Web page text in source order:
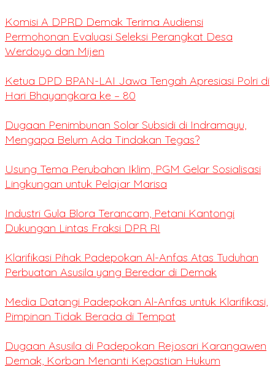
Komisi A DPRD Demak Terima Audiensi
Permohonan Evaluasi Seleksi Perangkat Desa
Werdoyo dan Mijen
Ketua DPD BPAN-LAI Jawa Tengah Apresiasi Polri di
Hari Bhayangkara ke – 80
Dugaan Penimbunan Solar Subsidi di Indramayu,
Mengapa Belum Ada Tindakan Tegas?
Usung Tema Perubahan Iklim, PGM Gelar Sosialisasi
Lingkungan untuk Pelajar Marisa
Industri Gula Blora Terancam, Petani Kantongi
Dukungan Lintas Fraksi DPR RI
Klarifikasi Pihak Padepokan Al-Anfas Atas Tuduhan
Perbuatan Asusila yang Beredar di Demak
Media Datangi Padepokan Al-Anfas untuk Klarifikasi,
Pimpinan Tidak Berada di Tempat
Dugaan Asusila di Padepokan Rejosari Karangawen
Demak, Korban Menanti Kepastian Hukum